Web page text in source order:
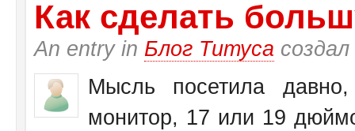
Как сделать
An entry in Блог Титуса
Мысль посетила
монитор, 17 или 19